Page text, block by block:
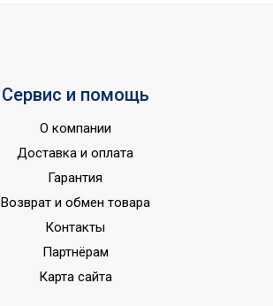
технология;Класс
пылевлагозащищенности
IPX0;Класс
энергоэффективности
A++;Память заданных
работы;Режим
SLEEP;Режим
автоочистки;Режим
обогрева;Режим
Сервис и помощь
О компании
Доставка и оплата
Гарантия
Возврат и обмен товара
Контакты
Партнёрам
Карта сайта